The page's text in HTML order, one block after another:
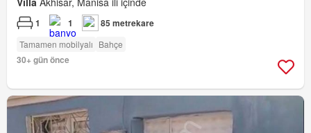
1 1 85 metrekare
Tamamen mobilyalı Bahçe
30+ gün önce